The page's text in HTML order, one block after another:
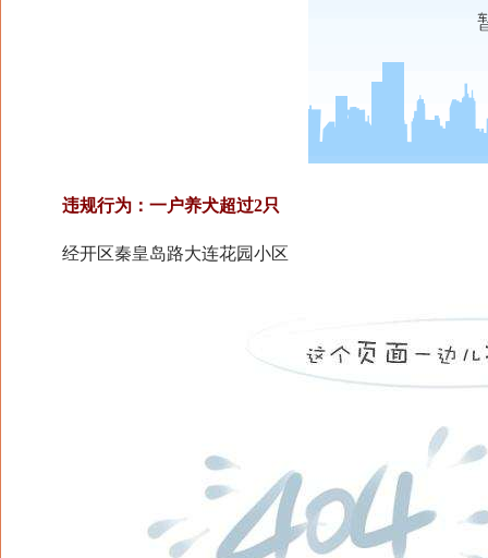
违规行为：一户养犬超过2只
经开区秦皇岛路大连花园小区